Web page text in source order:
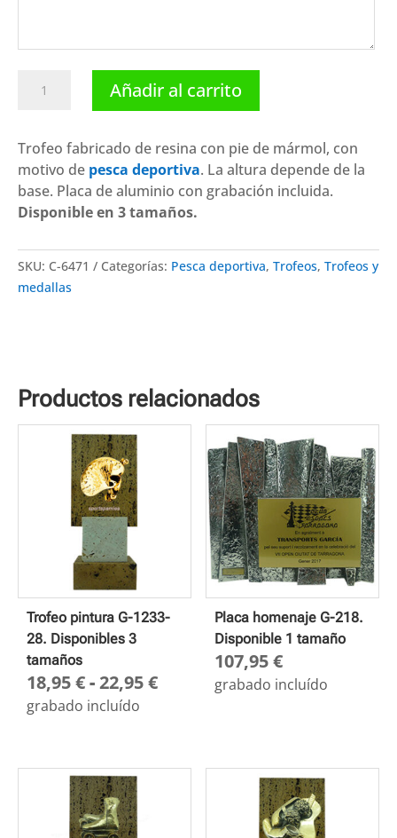
pesca
6471.
Disponibles
3
tamaños
Añadir al carrito
Trofeo fabricado de resina con pie de mármol, con
motivo de pesca deportiva. La altura depende de la
base. Placa de aluminio con grabación incluida.
Disponible en 3 tamaños.
SKU: C-6471 Categorías: Pesca deportiva, Trofeos, Trofeos y
medallas
Productos relacionados
Trofeo pintura G-1233-
28. Disponibles 3
tamaños
18,95€-22,95€Rango
18,95 €
grabado incluído
Placa homenaje G-218.
Disponible 1 tamaño
107,95€
grabado incluído